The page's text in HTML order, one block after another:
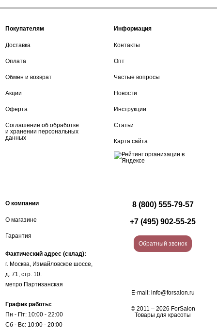
Покупателям
Доставка
Оплата
Обмен и возврат
Акции
Оферта
Соглашение об обработке
и хранении персональных
данных
Информация
Контакты
Опт
Частые вопросы
Новости
Инструкции
Статьи
Карта сайта
О компании
О магазине
Гарантия
Фактический адрес (склад):
г. Москва, Измайловское шоссе,
д. 71, стр. 10.
метро Партизанская
График работы:
Пн - Пт: 10:00 - 22:00
Сб - Вс: 10:00 - 20:00
8 (800) 555-79-57
+7 (495) 902-55-25
Обратный звонок
E-mail: info@forsalon.ru
© 2011 – 2026 ForSalon
Товары для красоты